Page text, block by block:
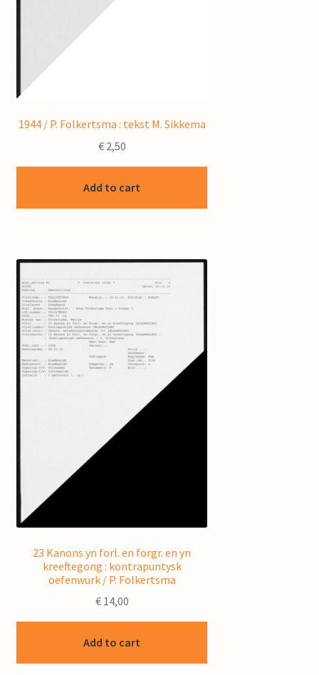
1944 / P. Folkertsma : tekst M. Sikkema
€2,50
Add to cart
23 Kanons yn forl. en forgr. en yn
kreeftegong : kontrapuntysk
oefenwurk / P. Folkertsma
€14,00
Add to cart